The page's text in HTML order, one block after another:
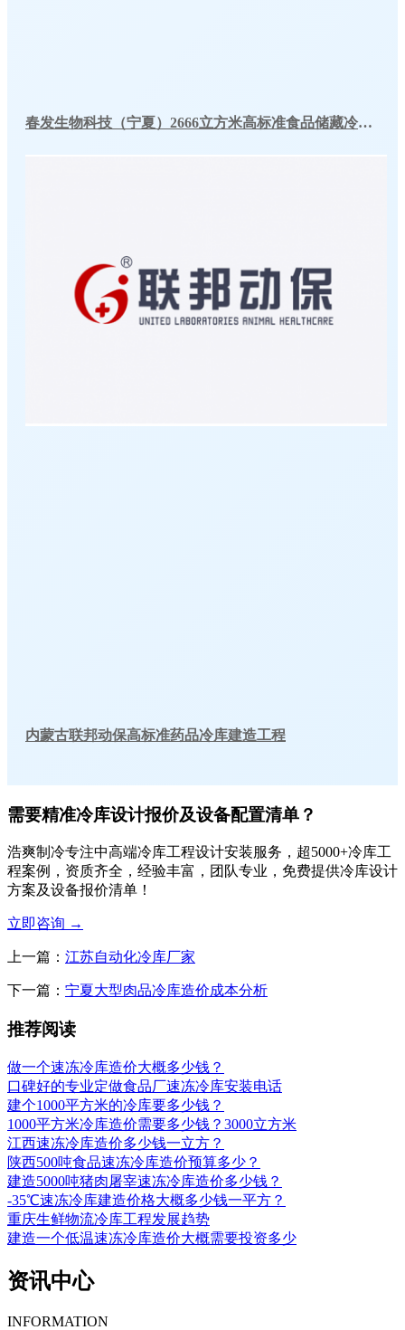
春发生物科技（宁夏）2666立方米高标准食品储藏冷库工程案例
内蒙古联邦动保高标准药品冷库建造工程
需要精准冷库设计报价及设备配置清单？
浩爽制冷专注中高端冷库工程设计安装服务，超5000+冷库工
程案例，资质齐全，经验丰富，团队专业，免费提供冷库设计
方案及设备报价清单！
立即咨询 →
上一篇： 江苏自动化冷库厂家
下一篇： 宁夏大型肉品冷库造价成本分析
推荐阅读
做一个速冻冷库造价大概多少钱？
口碑好的专业定做食品厂速冻冷库安装电话
建个1000平方米的冷库要多少钱？
1000平方米冷库造价需要多少钱？3000立方米
江西速冻冷库造价多少钱一立方？
陕西500吨食品速冻冷库造价预算多少？
建造5000吨猪肉屠宰速冻冷库造价多少钱？
-35℃速冻冷库建造价格大概多少钱一平方？
重庆生鲜物流冷库工程发展趋势
建造一个低温速冻冷库造价大概需要投资多少
资讯中心
INFORMATION